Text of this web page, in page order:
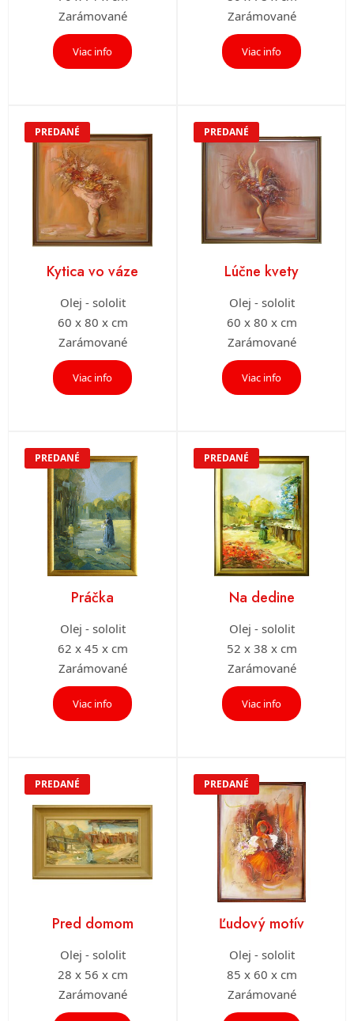
Zarámované
Viac info
Zarámované
Viac info
PREDANÉ
Kytica vo váze
Olej - sololit
60 x 80 x cm
Zarámované
Viac info
PREDANÉ
Lúčne kvety
Olej - sololit
60 x 80 x cm
Zarámované
Viac info
PREDANÉ
Práčka
Olej - sololit
62 x 45 x cm
Zarámované
Viac info
PREDANÉ
Na dedine
Olej - sololit
52 x 38 x cm
Zarámované
Viac info
PREDANÉ
Pred domom
Olej - sololit
28 x 56 x cm
Zarámované
PREDANÉ
Ľudový motív
Olej - sololit
85 x 60 x cm
Zarámované